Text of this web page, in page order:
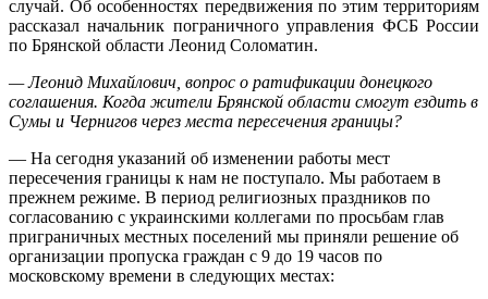
случай. Об особенностях передвижения по этим территориям
рассказал начальник пограничного управления ФСБ России
по Брянской области Леонид Соломатин.
— Леонид Михайлович, вопрос о ратификации донецкого
соглашения. Когда жители Брянской области смогут ездить в
Сумы и Чернигов через места пересечения границы?
— На сегодня указаний об изменении работы мест
пересечения границы к нам не поступало. Мы работаем в
прежнем режиме. В период религиозных праздников по
согласованию с украинскими коллегами по просьбам глав
приграничных местных поселений мы приняли решение об
организации пропуска граждан с 9 до 19 часов по
московскому времени в следующих местах: